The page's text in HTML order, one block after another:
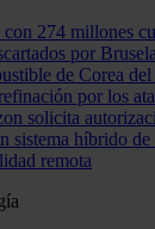
274 millones
por
de Corea
por los
solicita
sistema híbrido
remota